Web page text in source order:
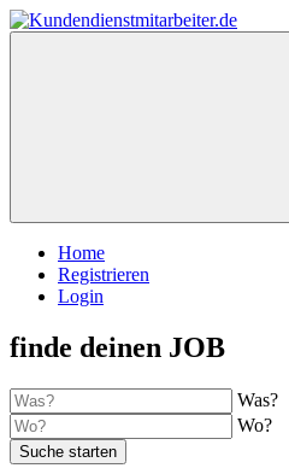
Home
Registrieren
Login
finde deinen JOB
Was?
Wo?
Suche starten